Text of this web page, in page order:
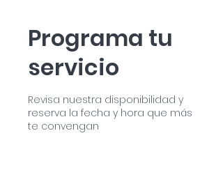
Programa tu
servicio
Revisa nuestra disponibilidad y
reserva la fecha y hora que más
te convengan